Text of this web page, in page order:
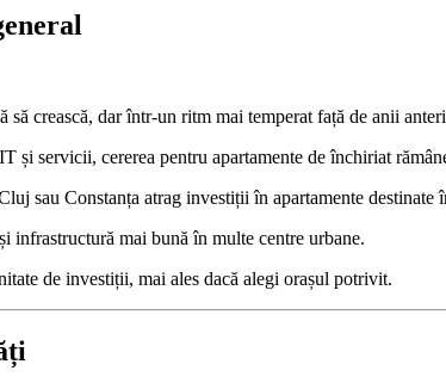
crească, dar într-un ritm mai temperat față de anii
și servicii, cererea pentru apartamente de închiriat
sau Constanța atrag investiții în apartamente
infrastructură mai bună în multe centre urbane.
de investiții, mai ales dacă alegi orașul potrivit.